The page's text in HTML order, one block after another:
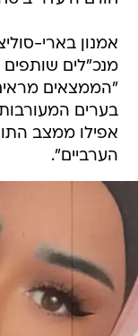
אמנון בארי-
מנכ"לים
"הממצאים
בערים
אפילו ממצב
הערביים".